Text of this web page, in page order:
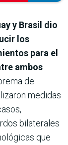
y Brasil dio
los
para el
ambos
de
medidas
bilaterales
que